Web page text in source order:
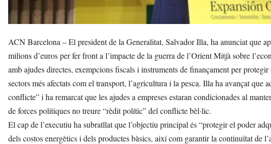
ACN Barcelona – El president de la Generalitat, Salvador Illa, ha anunciat que
milions d’euros per fer front a l’impacte de la guerra de l’Orient Mitjà sobre
amb ajudes directes, exempcions fiscals i instruments de finançament per
sectors més afectats com el transport, l’agricultura i la pesca. Illa ha avançat que
conflicte” i ha remarcat que les ajudes a empreses estaran condicionades al
de forces polítiques no treure “rèdit polític” del conflicte bèl·lic.
El cap de l’executiu ha subratllat que l’objectiu principal és “protegir el poder
dels costos energètics i dels productes bàsics, així com garantir la continuïtat de